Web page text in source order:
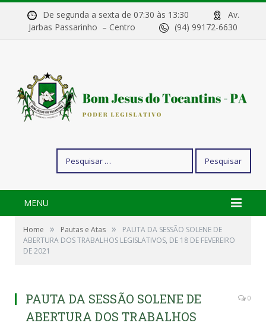
De segunda a sexta de 07:30 às 13:30
Av.
Jarbas Passarinho – Centro
(94) 99172-6630
por:
MENU
Home » Pautas e Atas »
PAUTA DA SESSÃO SOLENE DE
ABERTURA DOS TRABALHOS LEGISLATIVOS, DE 18 DE FEVEREIRO
DE 2021
PAUTA DA SESSÃO SOLENE DE
ABERTURA DOS TRABALHOS
0